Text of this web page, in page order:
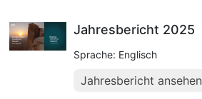
Jahresbericht 2025
Sprache: Englisch
Jahresbericht ansehen